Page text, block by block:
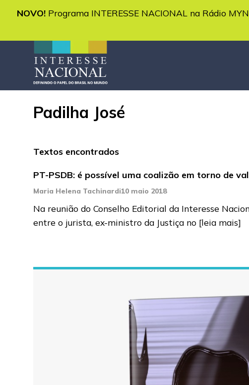
NOVO! Programa INTERESSE NACIONAL na Rádio
Padilha José
Textos encontrados
PT-PSDB: é possível uma coalizão em torno de
Maria Helena Tachinardi10 maio 2018
Na reunião do Conselho Editorial da Interesse
entre o jurista, ex-ministro da Justiça no [leia mais]